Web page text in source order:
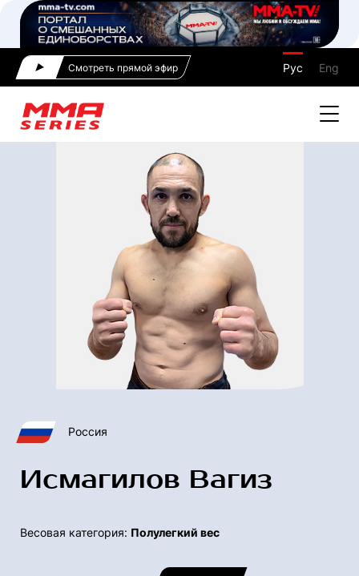
Смотреть прямой эфир Рус Eng
Россия
Исмагилов Вагиз
Весовая категория: Полулегкий вес